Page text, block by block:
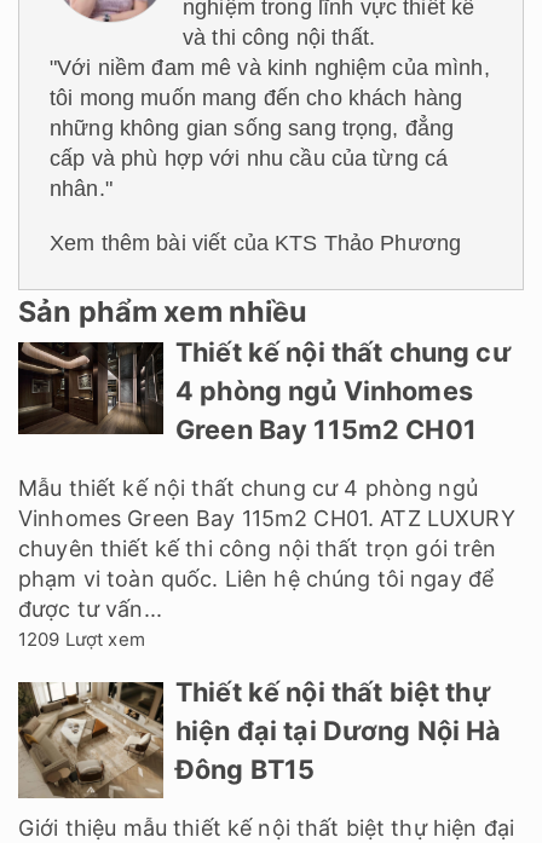
nghiệm trong lĩnh vực thiết kế
và thi công nội thất.
"Với niềm đam mê và kinh nghiệm của mình,
tôi mong muốn mang đến cho khách hàng
những không gian sống sang trọng, đẳng
cấp và phù hợp với nhu cầu của từng cá
nhân."
Xem thêm bài viết của KTS Thảo Phương
Sản phẩm xem nhiều
Thiết kế nội thất chung cư
4 phòng ngủ Vinhomes
Green Bay 115m2 CH01
Mẫu thiết kế nội thất chung cư 4 phòng ngủ
Vinhomes Green Bay 115m2 CH01. ATZ LUXURY
chuyên thiết kế thi công nội thất trọn gói trên
phạm vi toàn quốc. Liên hệ chúng tôi ngay để
được tư vấn...
1209 Lượt xem
Thiết kế nội thất biệt thự
hiện đại tại Dương Nội Hà
Đông BT15
Giới thiệu mẫu thiết kế nội thất biệt thự hiện đại